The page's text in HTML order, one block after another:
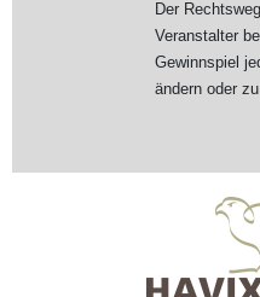
Der
Veranstalter
Gewinnspiel
ändern oder